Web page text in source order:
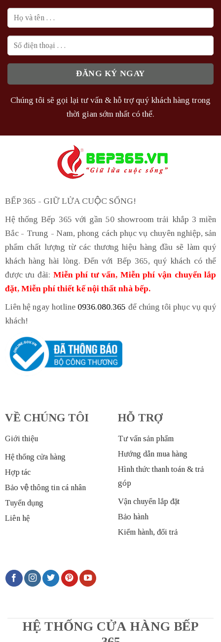
Chúng tôi sẽ gọi lại tư vấn & hỗ trợ quý khách hàng trong
thời gian sớm nhất có thể.
BẾP 365 - GIỮ LỬA CUỘC SỐNG!
Hệ thống Bếp 365 với gần 50 showroom trải khắp 3 miền
Bắc - Trung - Nam, phong cách phục vụ chuyên nghiệp, sản
phẩm chất lượng từ các thương hiệu hàng đầu sẽ làm quý
khách hàng hài lòng. Đến với Bếp 365, quý khách có thể
được ưu đãi: Miễn phí tư vấn, Miễn phí vận chuyển lắp
đặt, Miễn phí thiết kế nội thất nhà bếp.
Liên hệ ngay hotline 0936.080.365 để chúng tôi phục vụ quý
khách!
VỀ CHÚNG TÔI
Giới thiệu
Hệ thống cửa hàng
Hợp tác
Bảo vệ thông tin cá nhân
Tuyển dụng
Liên hệ
HỖ TRỢ
Tư vấn sản phẩm
Hướng dẫn mua hàng
Hình thức thanh toán & trả
góp
Vận chuyển lắp đặt
Bảo hành
Kiểm hành, đổi trả
HỆ THỐNG CỬA HÀNG BẾP